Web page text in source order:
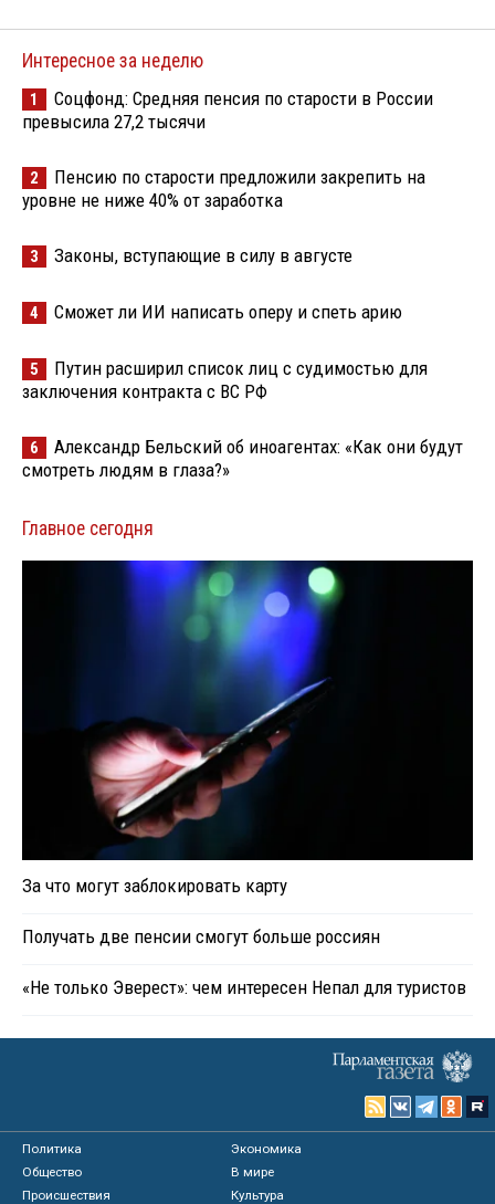
Интересное за неделю
1
Соцфонд: Средняя пенсия по старости в России
превысила 27,2 тысячи
2
Пенсию по старости предложили закрепить на
уровне не ниже 40% от заработка
3 Законы, вступающие в силу в августе
4 Сможет ли ИИ написать оперу и спеть арию
5
Путин расширил список лиц с судимостью для
заключения контракта с ВС РФ
6
Александр Бельский об иноагентах: «Как они будут
смотреть людям в глаза?»
Главное сегодня
За что могут заблокировать карту
Получать две пенсии смогут больше россиян
«Не только Эверест»: чем интересен Непал для туристов
Политика
Экономика
Общество
В мире
Происшествия
Культура